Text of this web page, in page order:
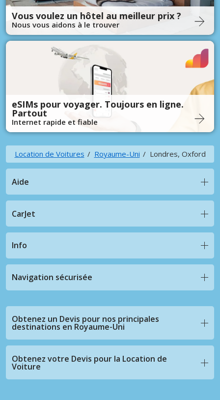
Vous voulez un hôtel au meilleur prix ?
Nous vous aidons à le trouver
eSIMs pour voyager. Toujours en ligne.
Partout
Internet rapide et fiable
Location de Voitures Royaume-Uni Londres, Oxford
Aide
CarJet
Info
Navigation sécurisée
Obtenez un Devis pour nos principales
destinations en Royaume-Uni
Obtenez votre Devis pour la Location de
Voiture